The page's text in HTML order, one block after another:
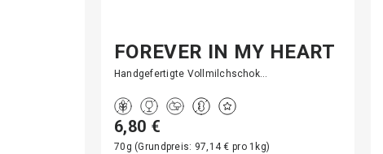
FOREVER IN MY HEART
Handgefertigte Vollmilchschok…
6,80 €
70g (Grundpreis: 97,14 € pro 1kg)